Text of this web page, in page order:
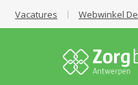
Vacatures Webwinkel